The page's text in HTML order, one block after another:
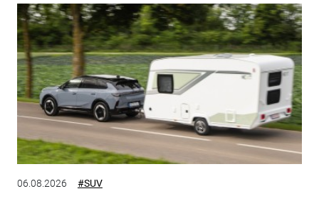
06.08.2026 #SUV